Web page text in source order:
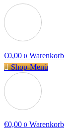
€0,00 0 Warenkorb
Shop-Menü
€0,00 0 Warenkorb